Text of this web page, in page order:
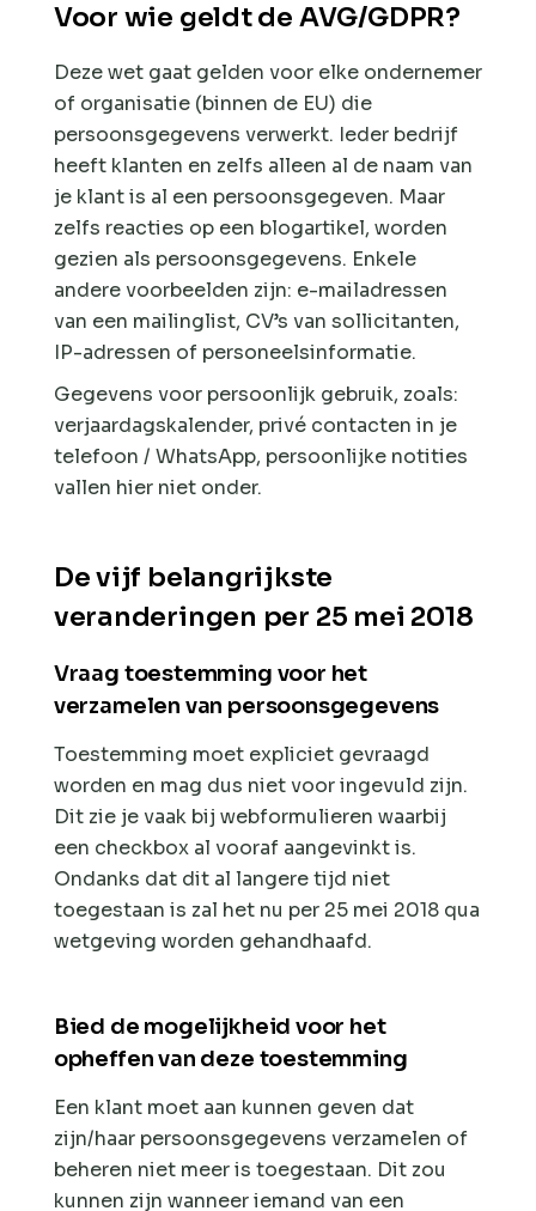
Voor wie geldt de AVG/GDPR?
Deze wet gaat gelden voor elke ondernemer
of organisatie (binnen de EU) die
persoonsgegevens verwerkt. Ieder bedrijf
heeft klanten en zelfs alleen al de naam van
je klant is al een persoonsgegeven. Maar
zelfs reacties op een blogartikel, worden
gezien als persoonsgegevens. Enkele
andere voorbeelden zijn: e-mailadressen
van een mailinglist, CV’s van sollicitanten,
IP-adressen of personeelsinformatie.
Gegevens voor persoonlijk gebruik, zoals:
verjaardagskalender, privé contacten in je
telefoon / WhatsApp, persoonlijke notities
vallen hier niet onder.
De vijf belangrijkste
veranderingen per 25 mei 2018
Vraag toestemming voor het
verzamelen van persoonsgegevens
Toestemming moet expliciet gevraagd
worden en mag dus niet voor ingevuld zijn.
Dit zie je vaak bij webformulieren waarbij
een checkbox al vooraf aangevinkt is.
Ondanks dat dit al langere tijd niet
toegestaan is zal het nu per 25 mei 2018 qua
wetgeving worden gehandhaafd.
Bied de mogelijkheid voor het
opheffen van deze toestemming
Een klant moet aan kunnen geven dat
zijn/haar persoonsgegevens verzamelen of
beheren niet meer is toegestaan. Dit zou
kunnen zijn wanneer iemand van een